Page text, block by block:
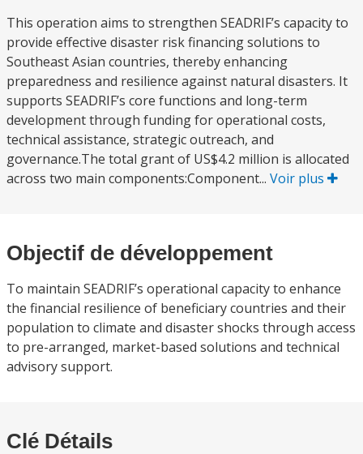
This operation aims to strengthen SEADRIF’s capacity to
provide effective disaster risk financing solutions to
Southeast Asian countries, thereby enhancing
preparedness and resilience against natural disasters. It
supports SEADRIF’s core functions and long-term
development through funding for operational costs,
technical assistance, strategic outreach, and
governance.The total grant of US$4.2 million is allocated
across two main components:Component... Voir plus
Objectif de développement
To maintain SEADRIF’s operational capacity to enhance
the financial resilience of beneficiary countries and their
population to climate and disaster shocks through access
to pre-arranged, market-based solutions and technical
advisory support.
Clé Détails